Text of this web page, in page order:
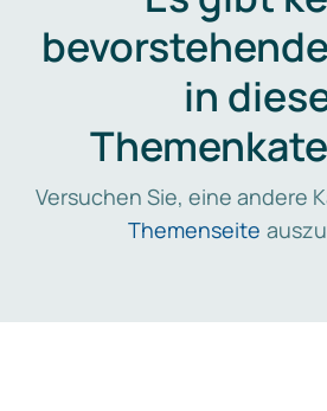
in
Versuchen Sie, eine andere
Themenseite